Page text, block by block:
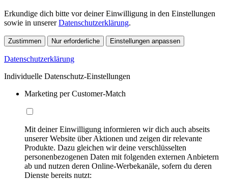
Erkundige dich bitte vor deiner Einwilligung in den Einstellungen
sowie in unsererDatenschutzerklärung.
Zustimmen Nur erforderliche Einstellungen anpassen
Datenschutzerklärung
Individuelle Datenschutz-Einstellungen
Marketing per Customer-Match
Mit deiner Einwilligung informieren wir dich auch abseits
unserer Website über Aktionen und zeigen dir relevante
Produkte. Dazu gleichen wir deine verschlüsselten
personenbezogenen Daten mit folgenden externen Anbietern
ab und nutzen deren Online-Werbekanäle, sofern du deren
Dienste bereits nutzt: